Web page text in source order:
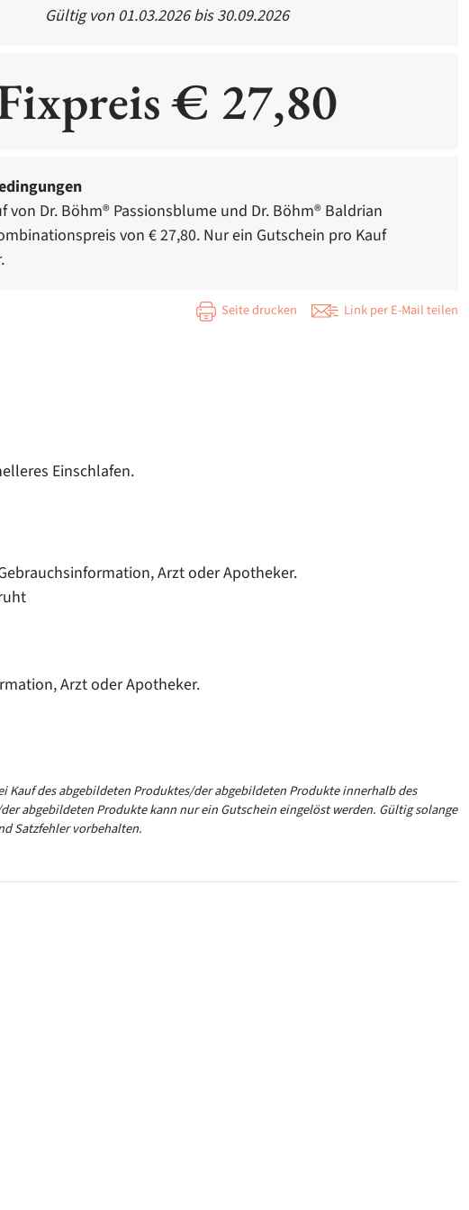
Gültig von 01.03.2026 bis 30.09.2026
€ 27,80
von Dr. Böhm® Passionsblume und Dr. Böhm® Baldrian
von € 27,80. Nur ein Gutschein pro Kauf
Seite drucken Link per E-Mail teilen
Einschlafen.
Arzt oder Apotheker.
Arzt oder Apotheker.
des abgebildeten Produktes/der abgebildeten Produkte innerhalb des
abgebildeten Produkte kann nur ein Gutschein eingelöst werden. Gültig solange
Satzfehler vorbehalten.